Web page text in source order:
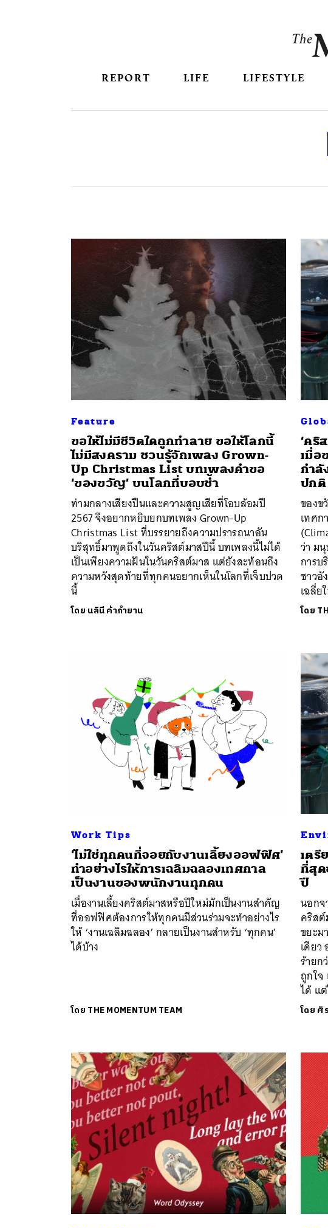
REPORT LIFE LIFESTYLE
Feature
ขอให้ไม่มีชีวิตใดถูกทำลาย ขอให้โลกนี้
ไม่มีสงคราม ชวนรู้จักเพลง Grown-
Up Christmas List บทเพลงคำขอ
‘ของขวัญ’ บนโลกที่บอบช้ำ
ท่ามกลางเสียงปืนและความสูญเสียที่โอบล้อมปี
2567 จึงอยากหยิบยกบทเพลง Grown-Up
Christmas List ที่บรรยายถึงความปรารถนาอัน
บริสุทธิ์มาพูดถึงในวันคริสต์มาสปีนี้ บทเพลงนี้ไม่ได้
เป็นเพียงความฝันในวันคริสต์มาส แต่ยังสะท้อนถึง
ความหวังสุดท้ายที่ทุกคนอยากเห็นในโลกที่เจ็บปวด
นี้
โดย นลินี ค้ากำยาน
‘คริ
เมื่อ
กำลั
ปกติ
ของข
เทศก
ว่า ม
การบ
ชาวอั
เฉลี่ย
โดย
Work Tips
‘ไม่ใช่ทุกคนที่จอยกับงานเลี้ยงออฟฟิศ’
ทำอย่างไรให้การเฉลิมฉลองเทศกาล
เป็นงานของพนักงานทุกคน
เมื่องานเลี้ยงคริสต์มาสหรือปีใหม่มักเป็นงานสำคัญ
ที่ออฟฟิศต้องการให้ทุกคนมีส่วนร่วมจะทำอย่างไร
ให้ ‘งานเฉลิมฉลอง’ กลายเป็นงานสำหรับ ‘ทุกคน’
ได้บ้าง
โดย THE MOMENTUM TEAM
เตรี
ที่สุด
ปี
นอกจ
คริสต์
ขยะม
เดีย
ร้ายก
ถูกใจ
ได้ แ
โดย ศิ
ค้นหา